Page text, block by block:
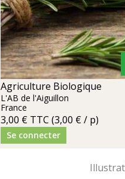
Agriculture Biologique
L'AB de l'Aiguillon
France
3,00 € TTC (3,00 € / p)
Se connecter